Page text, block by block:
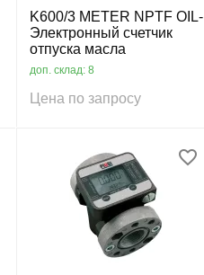
K600/3 METER NPTF OIL-
Электронный счетчик
отпуска масла
доп. склад: 8
Цена по запросу